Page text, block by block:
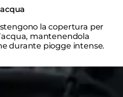
la copertura per
mantenendola
durante piogge intense.